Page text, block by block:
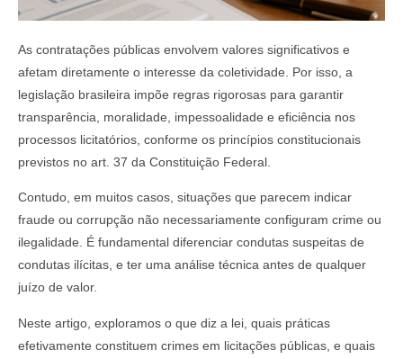
As contratações públicas envolvem valores significativos e
afetam diretamente o interesse da coletividade. Por isso, a
legislação brasileira impõe regras rigorosas para garantir
transparência, moralidade, impessoalidade e eficiência nos
processos licitatórios, conforme os princípios constitucionais
previstos no art. 37 da Constituição Federal.
Contudo, em muitos casos, situações que parecem indicar
fraude ou corrupção não necessariamente configuram crime ou
ilegalidade. É fundamental diferenciar condutas suspeitas de
condutas ilícitas, e ter uma análise técnica antes de qualquer
juízo de valor.
Neste artigo, exploramos o que diz a lei, quais práticas
efetivamente constituem crimes em licitações públicas, e quais